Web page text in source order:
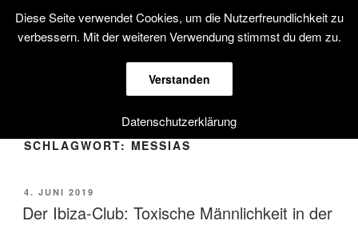
Inhalt
springen
PATRICK CATUZ.
Medienkultur. Kulturkritik.
Menü
SCHLAGWORT: MESSIAS
VERÖFFENTLICHT
AM
4. JUNI 2019
Der Ibiza-Club: Toxische Männlichkeit in der
Diese Seite verwendet Cookies, um die Nutzerfreundlichkeit zu
verbessern. Mit der weiteren Verwendung stimmst du dem zu.
Verstanden
Datenschutzerklärung